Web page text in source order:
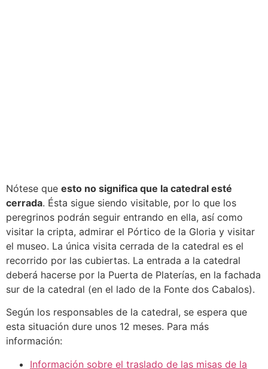
Nótese que esto no significa que la catedral esté
cerrada. Ésta sigue siendo visitable, por lo que los
peregrinos podrán seguir entrando en ella, así como
visitar la cripta, admirar el Pórtico de la Gloria y visitar
el museo. La única visita cerrada de la catedral es el
recorrido por las cubiertas. La entrada a la catedral
deberá hacerse por la Puerta de Platerías, en la fachada
sur de la catedral (en el lado de la Fonte dos Cabalos).
Según los responsables de la catedral, se espera que
esta situación dure unos 12 meses. Para más
información:
Información sobre el traslado de las misas de la